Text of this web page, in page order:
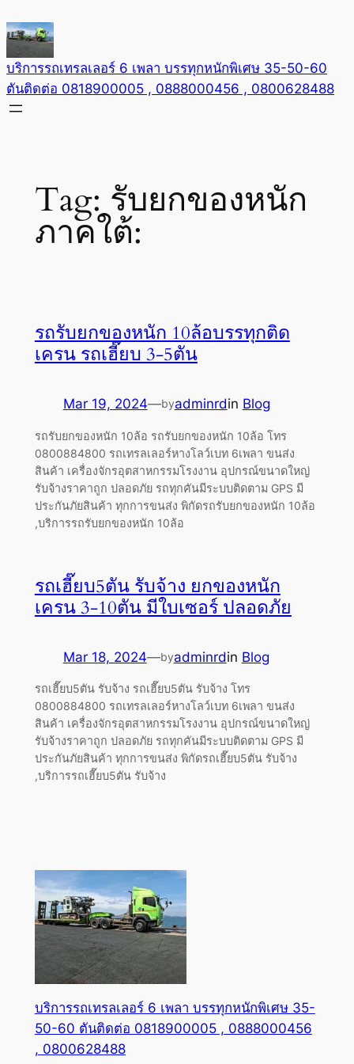
to
content
บริการรถเทรลเลอร์ 6 เพลา บรรทุกหนักพิเศษ 35-50-60
ตันติดต่อ 0818900005 , 0888000456 , 0800628488
Tag: รับยกของหนัก
ภาคใต้:
รถรับยกของหนัก 10ล้อบรรทุกติด
เครน รถเฮี๊ยบ 3-5ตัน
Mar 19, 2024—byadminrdin Blog
รถรับยกของหนัก 10ล้อ รถรับยกของหนัก 10ล้อ โทร
0800884800 รถเทรลเลอร์หางโลว์เบท 6เพลา ขนส่ง
สินค้า เครื่องจักรอุตสาหกรรมโรงงาน อุปกรณ์ขนาดใหญ่
รับจ้างราคาถูก ปลอดภัย รถทุกคันมีระบบติดตาม GPS มี
ประกันภัยสินค้า ทุกการขนส่ง พิกัดรถรับยกของหนัก 10ล้อ
,บริการรถรับยกของหนัก 10ล้อ
รถเฮี๊ยบ5ตัน รับจ้าง ยกของหนัก
เครน 3-10ตัน มีใบเซอร์ ปลอดภัย
Mar 18, 2024—byadminrdin Blog
รถเฮี๊ยบ5ตัน รับจ้าง รถเฮี๊ยบ5ตัน รับจ้าง โทร
0800884800 รถเทรลเลอร์หางโลว์เบท 6เพลา ขนส่ง
สินค้า เครื่องจักรอุตสาหกรรมโรงงาน อุปกรณ์ขนาดใหญ่
รับจ้างราคาถูก ปลอดภัย รถทุกคันมีระบบติดตาม GPS มี
ประกันภัยสินค้า ทุกการขนส่ง พิกัดรถเฮี๊ยบ5ตัน รับจ้าง
,บริการรถเฮี๊ยบ5ตัน รับจ้าง
บริการรถเทรลเลอร์ 6 เพลา บรรทุกหนักพิเศษ 35-
50-60 ตันติดต่อ 0818900005 , 0888000456
, 0800628488